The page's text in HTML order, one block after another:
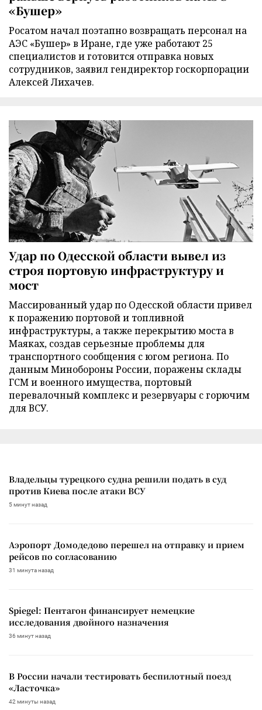
«Бушер»
Росатом начал поэтапно возвращать персонал на
АЭС «Бушер» в Иране, где уже работают 25
специалистов и готовится отправка новых
сотрудников, заявил гендиректор госкорпорации
Алексей Лихачев.
Удар по Одесской области вывел из
строя портовую инфраструктуру и
мост
Массированный удар по Одесской области привел
к поражению портовой и топливной
инфраструктуры, а также перекрытию моста в
Маяках, создав серьезные проблемы для
транспортного сообщения с югом региона. По
данным Минобороны России, поражены склады
ГСМ и военного имущества, портовый
перевалочный комплекс и резервуары с горючим
для ВСУ.
Владельцы турецкого судна решили подать в суд
против Киева после атаки ВСУ
5 минут назад
Аэропорт Домодедово перешел на отправку и прием
рейсов по согласованию
31 минута назад
Spiegel: Пентагон финансирует немецкие
исследования двойного назначения
36 минут назад
В России начали тестировать беспилотный поезд
«Ласточка»
42 минуты назад